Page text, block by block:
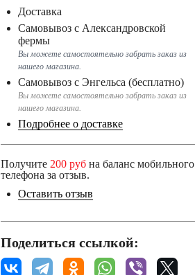
Доставка
Самовывоз с Александровской
фермы
Вы можете самостоятельно забрать заказ из
нашего магазина.
Самовывоз с Энгельса (бесплатно)
Вы можете самостоятельно забрать заказ из
нашего магазина.
Подробнее о доставке
Получите 200 рубна баланс мобильного
телефона за отзыв.
Оставить отзыв
Поделиться ссылкой: